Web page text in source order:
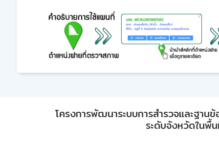
โครงการพัฒนาระบบการสำรวจและฐา
ระดับจังหวัดในพื้